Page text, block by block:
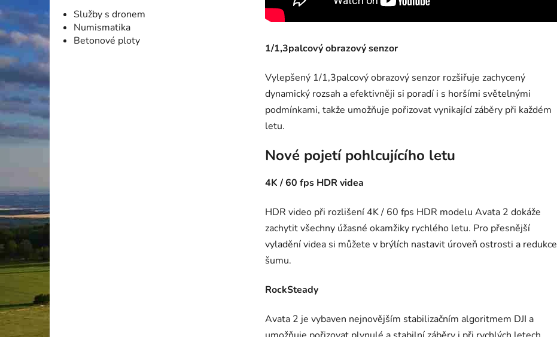
Služby s dronem
Numismatika
Betonové ploty
1/1,3palcový obrazový senzor
Vylepšený 1/1,3palcový obrazový senzor rozšiřuje zachycený
dynamický rozsah a efektivněji si poradí i s horšími světelnými
podmínkami, takže umožňuje pořizovat vynikající záběry při každém
letu.
Nové pojetí pohlcujícího letu
4K / 60 fps HDR videa
HDR video při rozlišení 4K / 60 fps HDR modelu Avata 2 dokáže
zachytit všechny úžasné okamžiky rychlého letu. Pro přesnější
vyladění videa si můžete v brýlích nastavit úroveň ostrosti a redukce
šumu.
RockSteady
Avata 2 je vybaven nejnovějším stabilizačním algoritmem DJI a